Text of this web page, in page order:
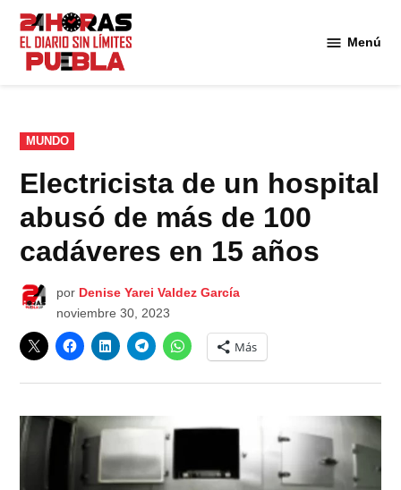
Saltar
contenido
Menú
PUBLICADO
EN
MUNDO
Electricista de un hospital
abusó de más de 100
cadáveres en 15 años
por Denise Yarei Valdez García
noviembre 30, 2023
Más